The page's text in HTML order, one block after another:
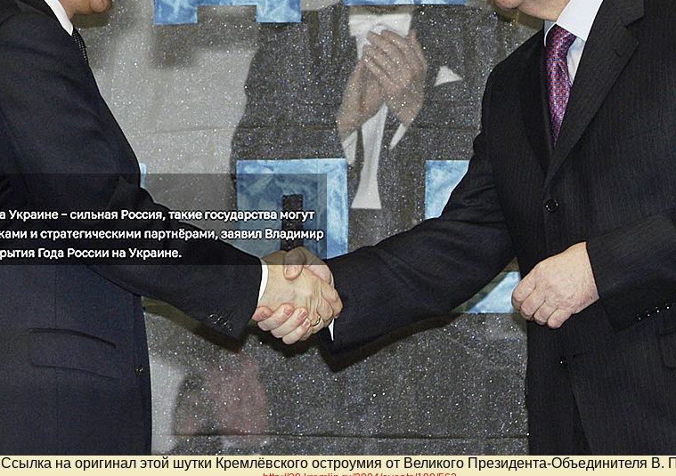
Ссылка на оригинал этой шутки Кремлёвского остроумия от Великого Президента-Объединителя В.